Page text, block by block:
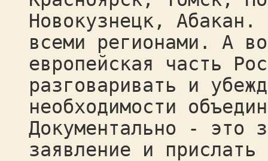
Новокузнецк,
всеми регионами. А
европейская часть
разговаривать и
необходимости
Документально - это
заявление и